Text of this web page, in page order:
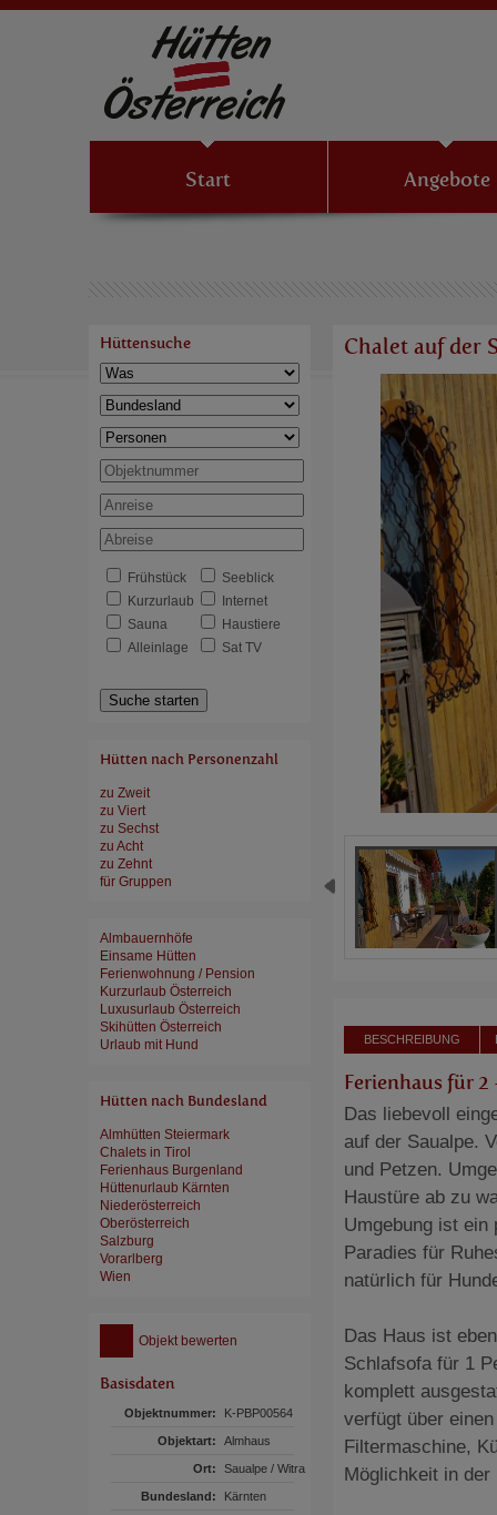
Start Angebote
Hüttensuche
Frühstück
Seeblick
Kurzurlaub
Internet
Sauna
Haustiere
Alleinlage
Sat TV
Suche starten
Hütten nach Personenzahl
zu Zweit
zu Viert
zu Sechst
zu Acht
zu Zehnt
für Gruppen
Almbauernhöfe
Einsame Hütten
Ferienwohnung / Pension
Kurzurlaub Österreich
Luxusurlaub Österreich
Skihütten Österreich
Urlaub mit Hund
Hütten nach Bundesland
Almhütten Steiermark
Chalets in Tirol
Ferienhaus Burgenland
Hüttenurlaub Kärnten
Niederösterreich
Oberösterreich
Salzburg
Vorarlberg
Wien
Objekt bewerten
Basisdaten
Objektnummer: K-PBP00564
Objektart: Almhaus
Ort: Saualpe / Witra
Bundesland: Kärnten
Chalet auf der
BESCHREIBUNG
Ferienhaus für 2
Das liebevoll
auf der Saualpe.
und Petzen.
Haustüre ab zu
Umgebung ist ein
Paradies für
natürlich für
Das Haus ist
Schlafsofa für 1
komplett
verfügt über
Filtermaschine,
Möglichkeit in